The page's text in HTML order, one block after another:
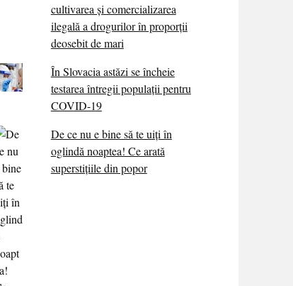
cultivarea și comercializarea
ilegală a drogurilor în proporții
deosebit de mari
În Slovacia astăzi se încheie
testarea întregii populații pentru
COVID-19
De ce nu e bine să te uiți în
oglindă noaptea! Ce arată
superstițiile din popor